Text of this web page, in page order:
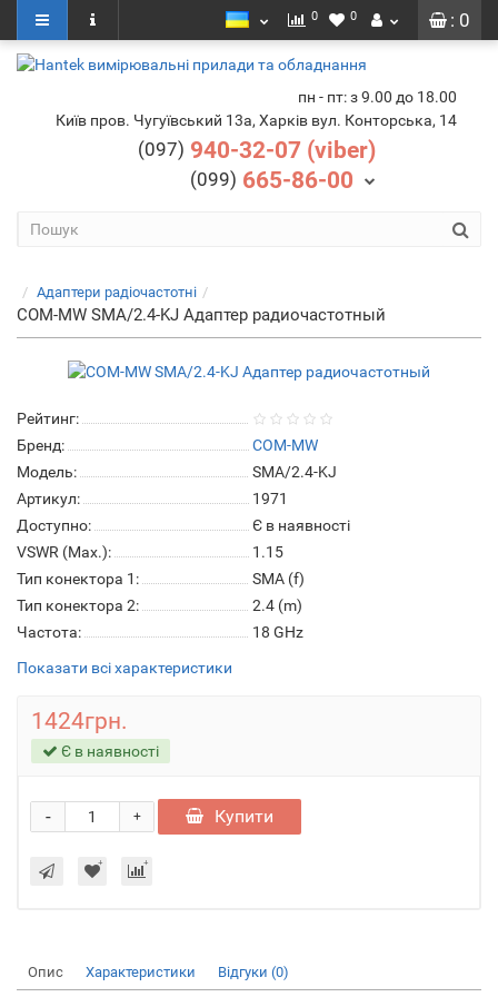
: 0
0 0
пн - пт: з 9.00 до 18.00
Київ пров. Чугуївський 13а, Харків вул. Конторська, 14
(097) 940-32-07 (viber)
(099) 665-86-00
Адаптери радіочастотні
COM-MW SMA/2.4-KJ Адаптер радиочастотный
Рейтинг:
Бренд:
COM-MW
Модель:
SMA/2.4-KJ
Артикул:
1971
Доступно:
Є в наявності
VSWR (Max.):
1.15
Тип конектора 1:
SMA (f)
Тип конектора 2:
2.4 (m)
Частота:
18 GHz
Показати всі характеристики
1424грн.
Є в наявності
+
- Купити
Опис Характеристики Відгуки (0)